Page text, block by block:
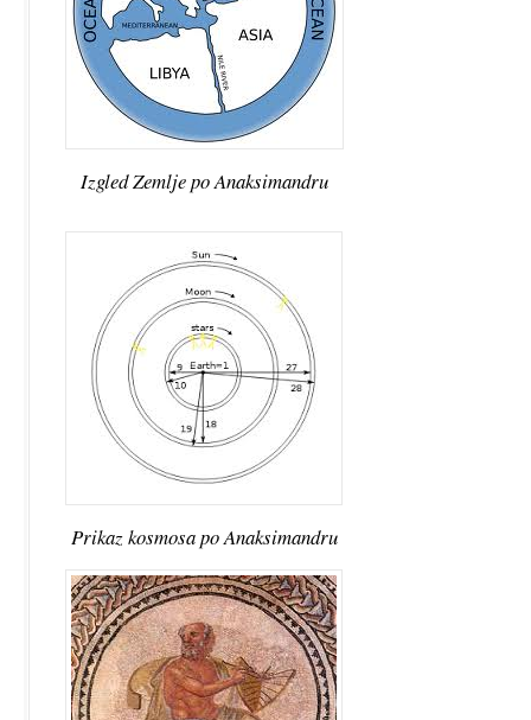
Izgled Zemlje po Anaksimandru
Prikaz kosmosa po Anaksimandru